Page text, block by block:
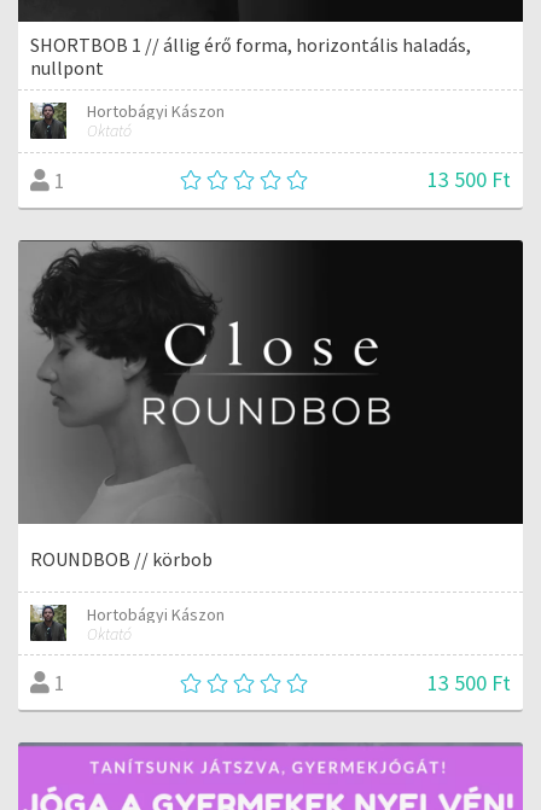
SHORTBOB 1 // állig érő forma, horizontális haladás,
nullpont
Hortobágyi Kászon
Oktató
1 13 500 Ft
ROUNDBOB // körbob
Hortobágyi Kászon
Oktató
1 13 500 Ft